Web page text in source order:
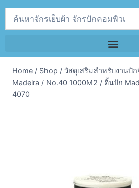
Home / Shop / วัสดุเสริมสำหรับงานปัก
Madeira / No.40 1000M2 / ดิ้นปัก
4070